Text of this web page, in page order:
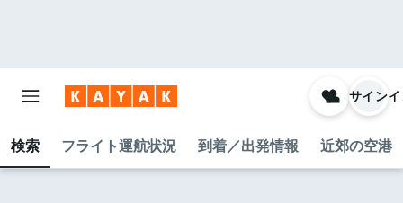
検索 フライト運航状況 到着／出発情報 近郊の空港
サイン